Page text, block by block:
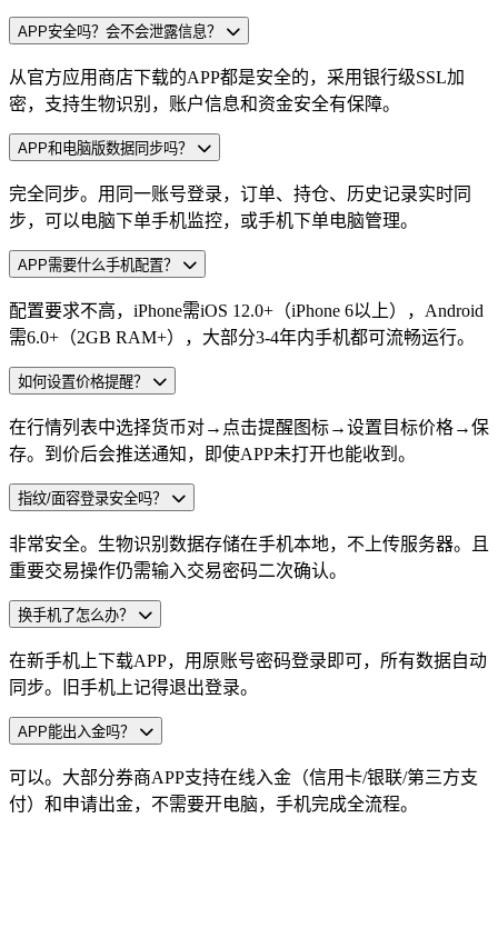
APP安全吗？会不会泄露信息？
从官方应用商店下载的APP都是安全的，采用银行级SSL加
密，支持生物识别，账户信息和资金安全有保障。
APP和电脑版数据同步吗？
完全同步。用同一账号登录，订单、持仓、历史记录实时同
步，可以电脑下单手机监控，或手机下单电脑管理。
APP需要什么手机配置？
配置要求不高，iPhone需iOS 12.0+（iPhone 6以上），Android
需6.0+（2GB RAM+），大部分3-4年内手机都可流畅运行。
如何设置价格提醒？
在行情列表中选择货币对→点击提醒图标→设置目标价格→保
存。到价后会推送通知，即使APP未打开也能收到。
指纹/面容登录安全吗？
非常安全。生物识别数据存储在手机本地，不上传服务器。且
重要交易操作仍需输入交易密码二次确认。
换手机了怎么办？
在新手机上下载APP，用原账号密码登录即可，所有数据自动
同步。旧手机上记得退出登录。
APP能出入金吗？
可以。大部分券商APP支持在线入金（信用卡/银联/第三方支
付）和申请出金，不需要开电脑，手机完成全流程。